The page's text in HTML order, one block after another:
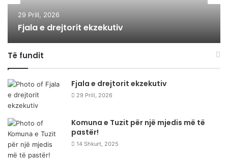
29 Prill, 2026
Fjala e drejtorit ekzekutiv
Të fundit
Fjala e drejtorit ekzekutiv
29 Prill, 2026
Komuna e Tuzit për një mjedis më të
pastër!
14 Shkurt, 2025